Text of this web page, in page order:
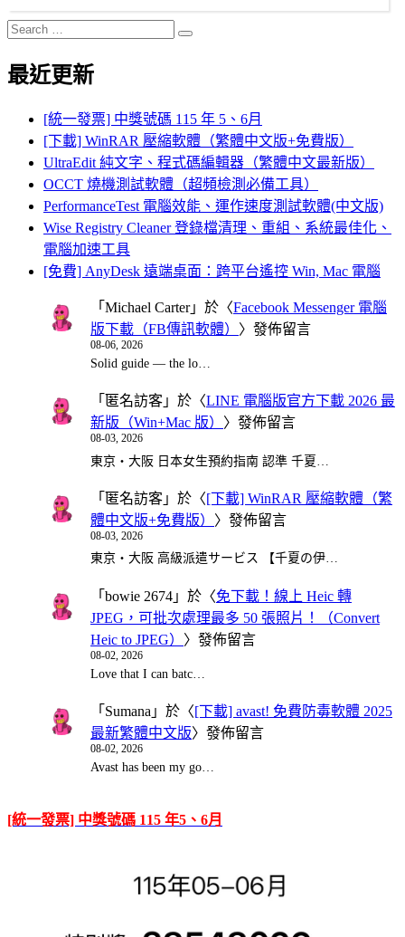
Search
for:
Search
最近更新
[統一發票] 中獎號碼 115 年 5、6月
[下載] WinRAR 壓縮軟體（繁體中文版+免費版）
UltraEdit 純文字、程式碼編輯器（繁體中文最新版）
OCCT 燒機測試軟體（超頻檢測必備工具）
PerformanceTest 電腦效能、運作速度測試軟體(中文版)
Wise Registry Cleaner 登錄檔清理、重組、系統最佳化、
電腦加速工具
[免費] AnyDesk 遠端桌面：跨平台遙控 Win, Mac 電腦
「 Michael Carter」於〈Facebook Messenger 電腦
版下載（FB傳訊軟體） 〉發佈留言
08-06, 2026
Solid guide — the lo…
「 匿名訪客 」於〈LINE 電腦版官方下載 2026 最
新版（Win+Mac 版）
〉發佈留言
08-03, 2026
東京・大阪 日本女生預約指南 認準 千夏…
「 匿名訪客 」於〈[下載] WinRAR 壓縮軟體（繁
體中文版+免費版） 〉發佈留言
08-03, 2026
東京・大阪 高級派遣サービス 【千夏の伊…
「 bowie 2674 」於〈免下載！線上 Heic 轉
JPEG，可批次處理最多 50 張照片！（Convert
Heic to JPEG） 〉發佈留言
08-02, 2026
Love that I can batc…
「 Sumana 」於〈[下載] avast! 免費防毒軟體 2025
最新繁體中文版〉發佈留言
08-02, 2026
Avast has been my go…
[統一發票] 中獎號碼 115 年5、6月